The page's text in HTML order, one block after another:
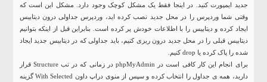
جدید ایمپورت کنید. در اینجا فقط یک مشکل کوچک وجود دارد. مشکل این است که
وقتی شما وردپرس را در محل جدید نصب کرده اید، وردپرس جداولی درون دیتابیس
ایجاد کرده و دیتابیس را با اطلاعات خودش پر کرده است. بنابراین قبل از اینکه بتوانیم
دیتابیس قبلی را در محل جدید درون ریزی کنیم، باید جداولی که در دیتابیس جدید ایجاد
شده را پاک کرده یا drop کنیم.
برای انجام این کار کافی است در phpMyAdmin در زمانی که در تب Structure قرار
دارید، همه ی جداول را انتخاب کرده و سپس از منوی دراپ داون With Selected گزینه